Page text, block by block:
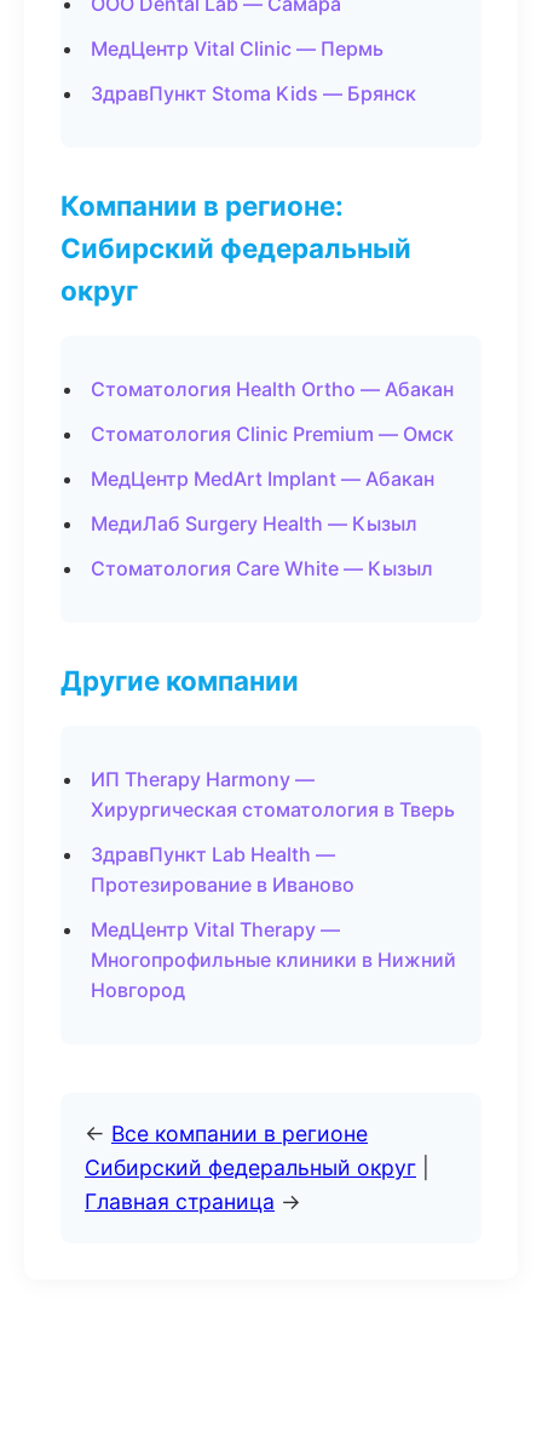
МедЦентр Vital Clinic — Пермь
ЗдравПункт Stoma Kids — Брянск
Компании в регионе:
Сибирский федеральный
округ
Стоматология Health Ortho — Абакан
Стоматология Clinic Premium — Омск
МедЦентр MedArt Implant — Абакан
МедиЛаб Surgery Health — Кызыл
Стоматология Care White — Кызыл
Другие компании
ИП Therapy Harmony —
Хирургическая стоматология в Тверь
ЗдравПункт Lab Health —
Протезирование в Иваново
МедЦентр Vital Therapy —
Многопрофильные клиники в Нижний
Новгород
← Все компании в регионе
Сибирский федеральный округ
Главная страница →